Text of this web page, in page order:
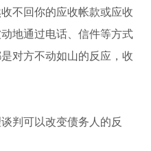
不回你的应收帐款或应收
地通过电话、信件等方式
对方不动如山的反应，收
判可以改变债务人的反